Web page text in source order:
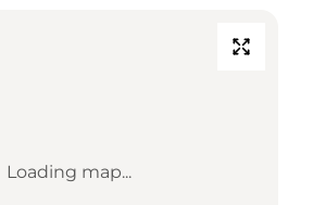
Loading map...